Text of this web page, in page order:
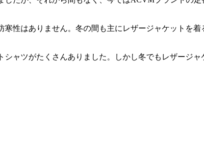
性はありません。冬の間も主にレザージャケットを
ャツがたくさんありました。しかし冬でもレザージ